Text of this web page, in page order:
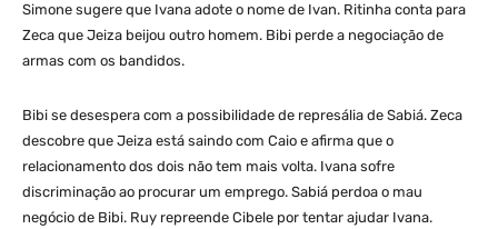
Simone sugere que Ivana adote o nome de Ivan. Ritinha conta para
Zeca que Jeiza beijou outro homem. Bibi perde a negociação de
armas com os bandidos.
Bibi se desespera com a possibilidade de represália de Sabiá. Zeca
descobre que Jeiza está saindo com Caio e afirma que o
relacionamento dos dois não tem mais volta. Ivana sofre
discriminação ao procurar um emprego. Sabiá perdoa o mau
negócio de Bibi. Ruy repreende Cibele por tentar ajudar Ivana.